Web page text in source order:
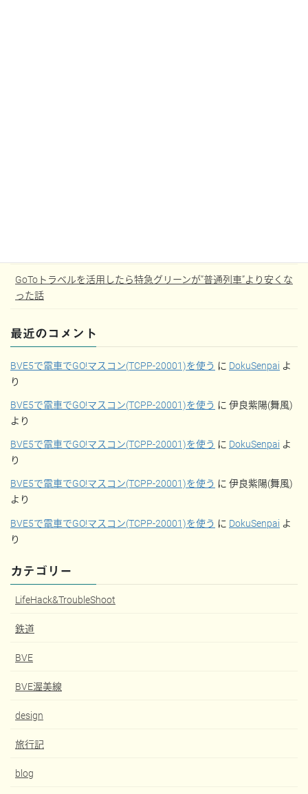
GoToトラベルを活用したら特急グリーンが”普通列車”より安くな
った話
最近のコメント
BVE5で電車でGO!マスコン(TCPP-20001)を使う に DokuSenpai よ
り
BVE5で電車でGO!マスコン(TCPP-20001)を使う に 伊良紫陽(舞風)
より
BVE5で電車でGO!マスコン(TCPP-20001)を使う に DokuSenpai よ
り
BVE5で電車でGO!マスコン(TCPP-20001)を使う に 伊良紫陽(舞風)
より
BVE5で電車でGO!マスコン(TCPP-20001)を使う に DokuSenpai よ
り
カテゴリー
LifeHack&TroubleShoot
鉄道
BVE
BVE渥美線
design
旅行記
blog